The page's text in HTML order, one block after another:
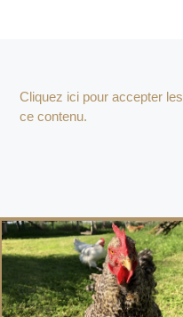
Cliquez ici pour accepter
ce contenu.